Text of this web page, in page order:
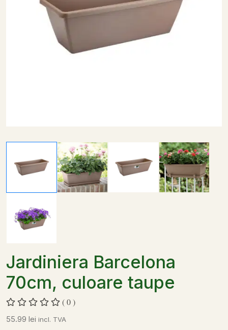
Jardiniera Barcelona
70cm, culoare taupe
( 0 )
55.99 lei incl. TVA